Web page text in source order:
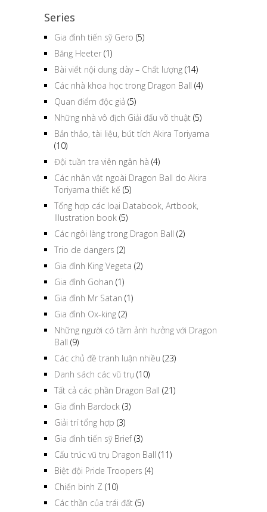
Series
Gia đình tiến sỹ Gero (5)
Băng Heeter (1)
Bài viết nội dung dày – Chất lượng (14)
Các nhà khoa học trong Dragon Ball (4)
Quan điểm độc giả (5)
Những nhà vô địch Giải đấu võ thuật (5)
Bản thảo, tài liệu, bút tích Akira Toriyama
(10)
Đội tuần tra viên ngân hà (4)
Các nhân vật ngoài Dragon Ball do Akira
Toriyama thiết kế (5)
Tổng hợp các loại Databook, Artbook,
Illustration book (5)
Các ngôi làng trong Dragon Ball (2)
Trio de dangers (2)
Gia đình King Vegeta (2)
Gia đình Gohan (1)
Gia đình Mr Satan (1)
Gia đình Ox-king (2)
Những người có tầm ảnh hưởng với Dragon
Ball (9)
Các chủ đề tranh luận nhiều (23)
Danh sách các vũ trụ (10)
Tất cả các phần Dragon Ball (21)
Gia đình Bardock (3)
Giải trí tổng hợp (3)
Gia đình tiến sỹ Brief(3)
Cấu trúc vũ trụ Dragon Ball (11)
Biệt đội Pride Troopers (4)
Chiến binh Z (10)
Các thần của trái đất (5)